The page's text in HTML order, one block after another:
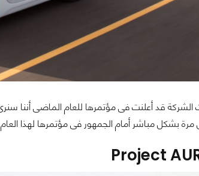
مرة بشكل مباشر أمام الجمهور فى مؤتمرها لهذا العام
Project